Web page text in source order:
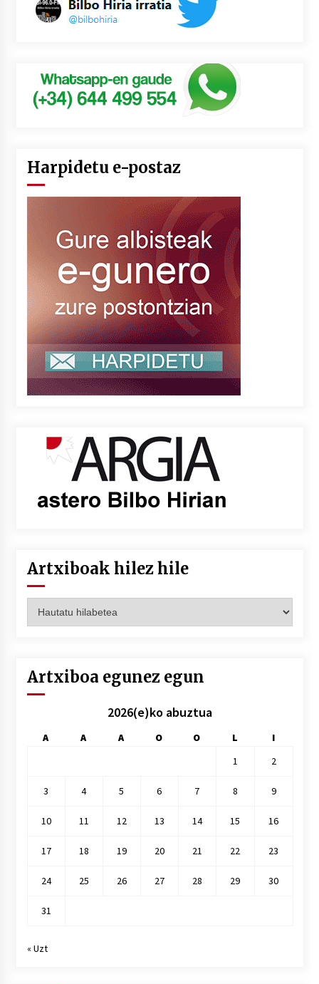
Harpidetu e-postaz
Artxiboak hilez hile
hilez
Artxiboa egunez egun
2026(e)ko abuztua
A A A O O L
I
1
2
3 4 5 6 7 8 9
10 11 12 13 14 15 16
17 18 19 20 21 22 23
24 25 26 27 28 29 30
31
« Uzt